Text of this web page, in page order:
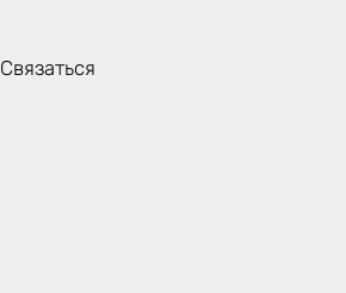
Связаться